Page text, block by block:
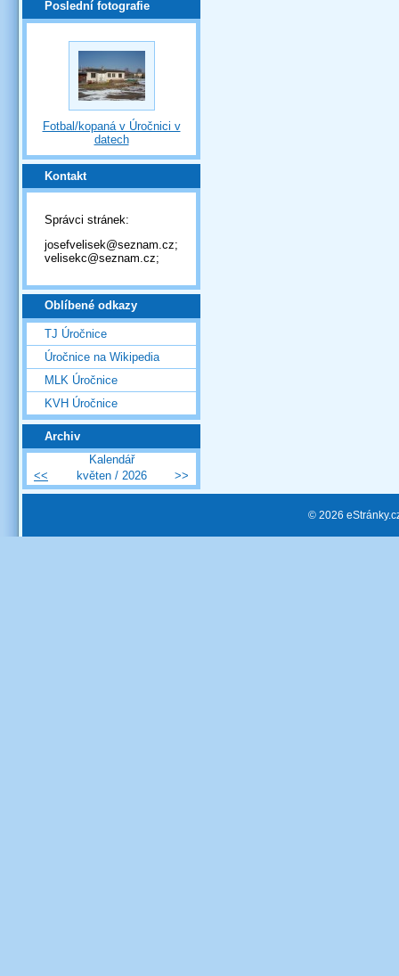
Poslední fotografie
Fotbal/kopaná v Úročnici v
datech
Kontakt
Správci stránek:
josefvelisek@seznam.cz;
velisekc@seznam.cz;
Oblíbené odkazy
TJ Úročnice
Úročnice na Wikipedia
MLK Úročnice
KVH Úročnice
Archiv
Kalendář
<<
květen / 2026 >>
© 2026